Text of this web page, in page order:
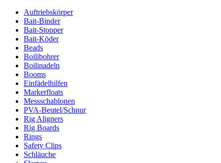
Auftriebskörper
Bait-Binder
Bait-Stopper
Bait-Köder
Beads
Boilibohrer
Boilinadeln
Booms
Einfädelhilfen
Markerfloats
Messschablonen
PVA-Beutel/Schnur
Rig Aligners
Rig Boards
Rings
Safety Clips
Schläuche